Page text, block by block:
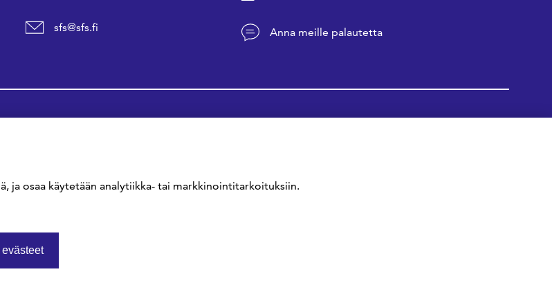
sfs@sfs.fi Anna meille palautetta
ja osaa käytetään analytiikka- tai markkinointitarkoituksiin.